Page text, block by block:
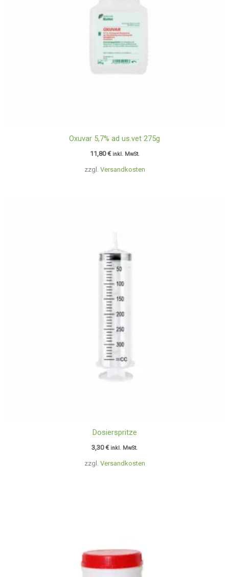
zzgl. Versandkosten
Oxuvar 5,7% ad us.vet 275g
11,80€ inkl. MwSt.
zzgl. Versandkosten
Dosierspritze
3,30€ inkl. MwSt.